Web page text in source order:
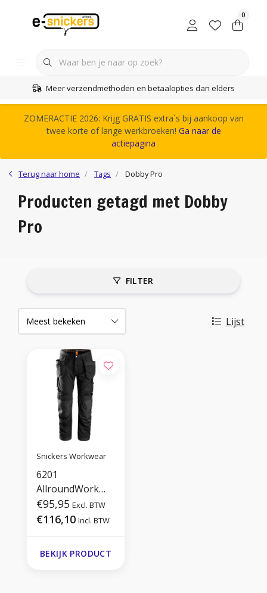
0
Meer verzendmethoden en betaalopties dan elders
ZOMERACTIE 2026: Krijg GRATIS extra´s bij aankoop van
twee korte of lange werkbroeken! Ga naar de
actiepagina
Terug naar home Tags Dobby Pro
Producten getagd met Dobby
Pro
FILTER
Lijst
Snickers Workwear
6201
AllroundWork
met
holsterzakken
€95,95 Excl. BTW
€116,10 Incl. BTW
BEKIJK PRODUCT